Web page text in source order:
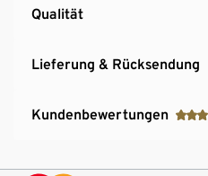
Qualität
Lieferung & Rücksendung
Kundenbewertungen